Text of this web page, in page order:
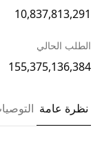
10,837,813,291
الطلب الحالي
155,375,136,384
نظرة عامة